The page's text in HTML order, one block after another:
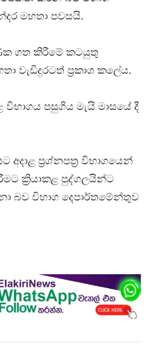
මහතා පවසයි.
ගත කිරීමේ කටයුතු
වැඩිදුරටත් ප්‍රකාශ කලේය.
විභාගය පසුගිය මැයි මාසයේ දී
අදාළ ප්‍රශ්නපත්‍ර විභාගයෙන්
ක්‍රියාකළ පුද්ගලයින්ට
බව විභාග දෙපාර්තමේන්තුව